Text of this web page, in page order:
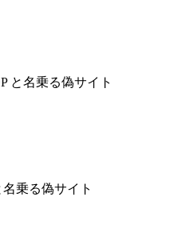
と名乗る偽サイト
乗る偽サイト